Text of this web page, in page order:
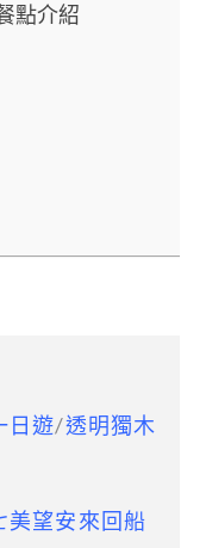
點介紹
日遊/透明獨木
美望安來回船